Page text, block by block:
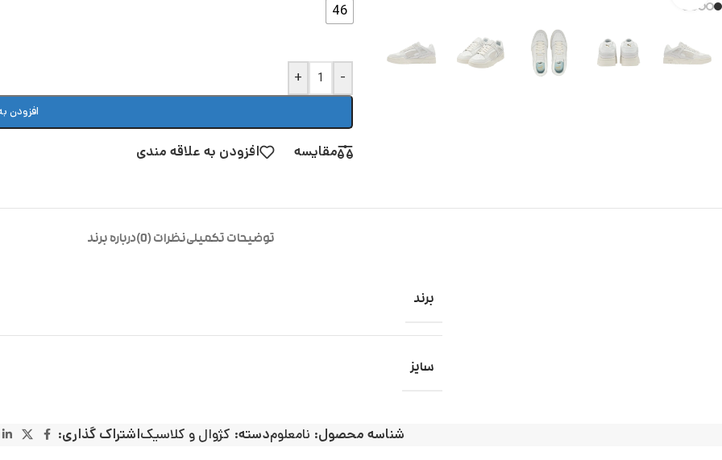
46
-
+
افزودن
مقایسه افزودن به علاقه مندی
توضیحات تکمیلینظرات (0) درباره برند
برند
سایز
شناسه محصول: نامعلومدسته: کژوال و کلاسیکاشتراک گذاری: